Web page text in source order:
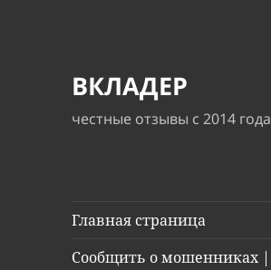
ВКЛАДЕР
честные отзывы с 2014 года
Главная страница
Сообщить о мошенниках |